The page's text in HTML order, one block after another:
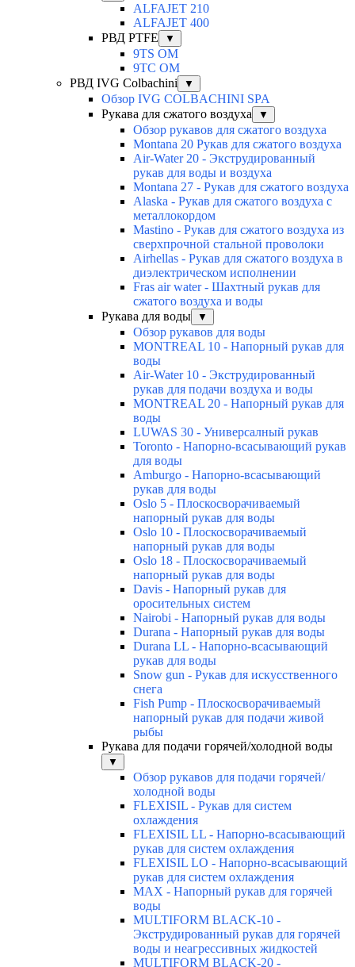
ALFAJET 210
ALFAJET 400
РВД PTFE
▼
9TS OM
9TC OM
РВД IVG Colbachini
▼
Обзор IVG COLBACHINI SPA
Рукава для сжатого воздуха
▼
Обзор рукавов для сжатого воздуха
Montana 20 Рукав для сжатого воздуха
Air-Water 20 - Экструдированный
рукав для воды и воздуха
Montana 27 - Рукав для сжатого воздуха
Alaska - Рукав для сжатого воздуха с
металлокордом
Mastino - Рукав для сжатого воздуха из
сверхпрочной стальной проволоки
Airhellas - Рукав для сжатого воздуха в
диэлектрическом исполнении
Fras air water - Шахтный рукав для
сжатого воздуха и воды
Рукава для воды
▼
Обзор рукавов для воды
MONTREAL 10 - Напорный рукав для
воды
Air-Water 10 - Экструдированный
рукав для подачи воздуха и воды
MONTREAL 20 - Напорный рукав для
воды
LUWAS 30 - Универсалный рукав
Toronto - Напорно-всасывающий рукав
для воды
Amburgo - Напорно-всасывающий
рукав для воды
Oslo 5 - Плоскосворачиваемый
напорный рукав для воды
Oslo 10 - Плоскосворачиваемый
напорный рукав для воды
Oslo 18 - Плоскосворачиваемый
напорный рукав для воды
Davis - Напорный рукав для
оросительных систем
Nairobi - Напорный рукав для воды
Durana - Напорный рукав для воды
Durana LL - Напорно-всасывающий
рукав для воды
Snow gun - Рукав для искусственного
снега
Fish Pump - Плоскосворачиваемый
напорный рукав для подачи живой
рыбы
Рукава для подачи горячей/холодной воды
▼
Обзор рукавов для подачи горячей/
холодной воды
FLEXISIL - Рукав для систем
охлаждения
FLEXISIL LL - Напорно-всасывающий
рукав для систем охлаждения
FLEXISIL LO - Напорно-всасывающий
рукав для систем охлаждения
MAX - Напорный рукав для горячей
воды
MULTIFORM BLACK-10 -
Экструдированный рукав для горячей
воды и неагрессивных жидкостей
MULTIFORM BLACK-20 -